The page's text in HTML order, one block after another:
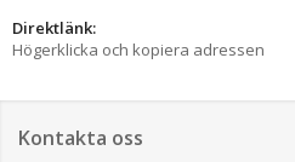
Direktlänk:
Högerklicka och kopiera adressen
Kontakta oss